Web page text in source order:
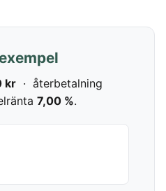
kr · återbetalning
7,00 %.